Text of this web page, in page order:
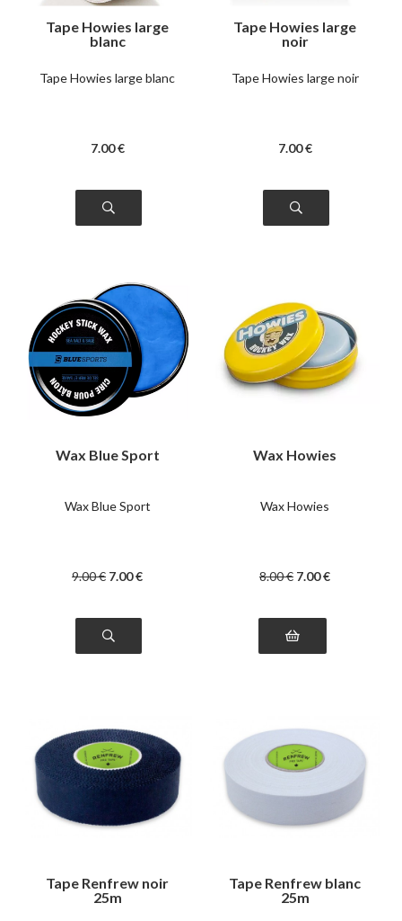
Tape Howies large
blanc
Tape Howies large blanc
7.00 €
Tape Howies large
noir
Tape Howies large noir
7.00 €
Wax Blue Sport
Wax Blue Sport
9.00€ 7.00€
Wax Howies
Wax Howies
8.00€ 7.00€
Tape Renfrew noir
25m
Tape Renfrew blanc
25m